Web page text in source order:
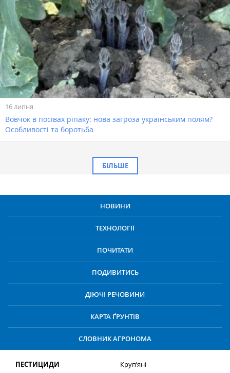
16 липня
Вовчок в посівах ріпаку: нова загроза українським полям?
Особливості та боротьба
БІЛЬШЕ
НОВИНИ
ТЕХНОЛОГІЇ
ПОЧИТАТИ
ПОДИВИТИСЬ
ДІЮЧІ РЕЧОВИНИ
КАРТА ҐРУНТІВ
СЛОВНИК АГРОНОМА
ПЕСТИЦИДИ
Круп’яні